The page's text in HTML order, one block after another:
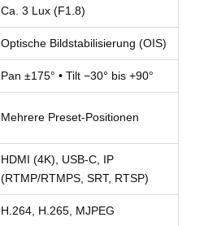
Ca. 3 Lux (F1.8)
Optische Bildstabilisierung (OIS)
Pan ±175° • Tilt −30° bis +90°
Mehrere Preset-Positionen
HDMI (4K), USB-C, IP
(RTMP/RTMPS, SRT, RTSP)
H.264, H.265, MJPEG